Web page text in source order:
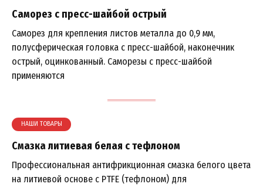
Саморез с пресс-шайбой острый
Саморез для крепления листов металла до 0,9 мм,
полусферическая головка с пресс-шайбой, наконечник
острый, оцинкованный. Саморезы с пресс-шайбой
применяются
НАШИ ТОВАРЫ
Смазка литиевая белая с тефлоном
Профессиональная антифрикционная смазка белого цвета
на литиевой основе с PTFE (тефлоном) для